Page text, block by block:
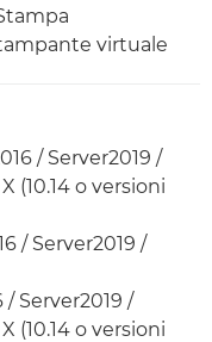
virtuale
/ Server2019 /
(10.14 o versioni
/ Server2019 /
/ Server2019 /
(10.14 o versioni